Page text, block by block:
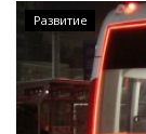
Развитие